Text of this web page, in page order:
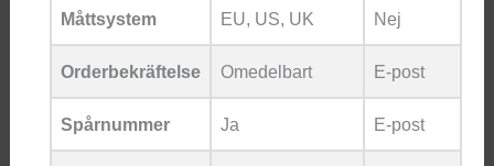
Måttsystem EU, US, UK Nej
Orderbekräftelse Omedelbart E-post
Spårnummer Ja E-post